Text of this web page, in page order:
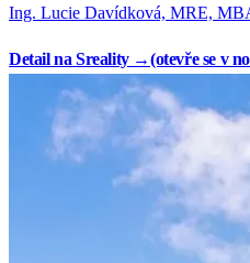
Ing. Lucie Davídková, MRE,
Detail na Sreality →(otevře se v